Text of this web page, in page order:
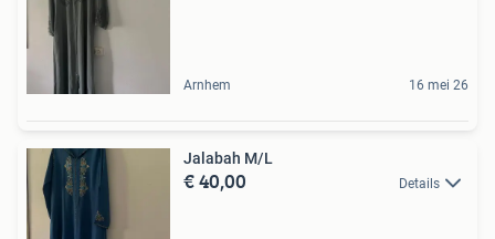
Arnhem 16 mei 26
Jalabah M/L
€ 40,00 Details